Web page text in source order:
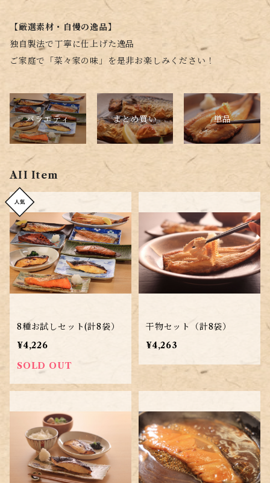
【厳選素材・自慢の逸品】
独自製法で丁寧に仕上げた逸品
ご家庭で「菜々家の味」を是非お楽しみください！
バラエティ まとめ買い 単品
AII Item
8種お試しセット(計8袋）
¥4,226
SOLD OUT
干物セット（計8袋）
¥4,263